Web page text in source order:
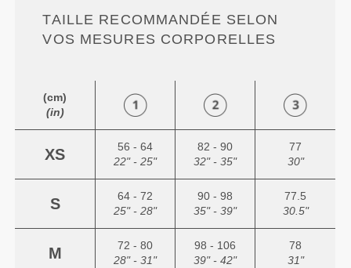
TAILLE RECOMMANDÉE SELON
VOS MESURES CORPORELLES
(cm)
(in)
XS
56 - 64
22" - 25"
82 - 90
32" - 35"
77
30"
S
64 - 72
25" - 28"
90 - 98
35" - 39"
77.5
30.5"
M
72 - 80
28" - 31"
98 - 106
39" - 42"
78
31"